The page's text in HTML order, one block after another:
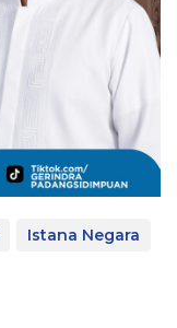
Istana Negara